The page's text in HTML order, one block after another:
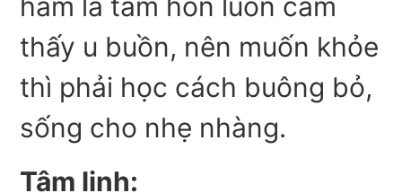
hãm là tâm hồn luôn cảm
thấy u buồn, nên muốn khỏe
thì phải học cách buông bỏ,
sống cho nhẹ nhàng.
Tâm linh: